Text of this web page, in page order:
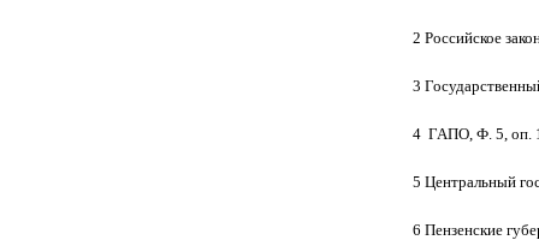
2 Российское
3
4 ГАПО, Ф. 5, оп.
5 Центральный
6 Пензенские